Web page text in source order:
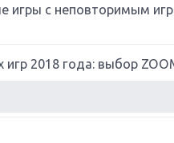
игры с неповторимым
игр 2018 года: выбор